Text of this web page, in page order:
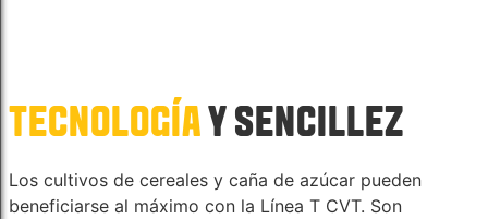
TECNOLOGÍAY SENCILLEZ
Los cultivos de cereales y caña de azúcar pueden
beneficiarse al máximo con la Línea T CVT. Son